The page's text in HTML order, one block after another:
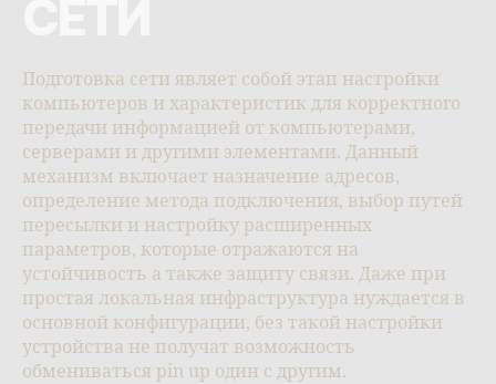
Подготовка сети являет собой этап настройки
компьютеров и характеристик для корректного
передачи информацией от компьютерами,
серверами и другими элементами. Данный
механизм включает назначение адресов,
определение метода подключения, выбор путей
пересылки и настройку расширенных
параметров, которые отражаются на
устойчивость а также защиту связи. Даже при
простая локальная инфраструктура нуждается в
основной конфигурации, без такой настройки
устройства не получат возможность
обмениваться pin up один с другим.